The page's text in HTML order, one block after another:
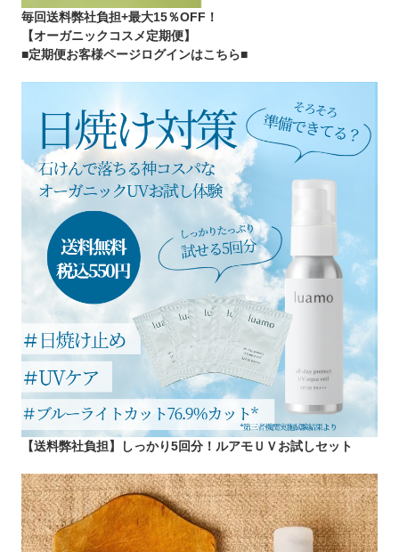
毎回送料弊社負担+最大15％OFF！
【オーガニックコスメ定期便】
■定期便お客様ページログインはこちら■
【送料弊社負担】しっかり5回分！ルアモＵＶお試しセット